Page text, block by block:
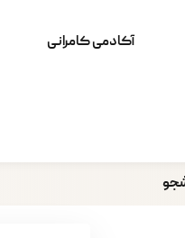
آکادمی کامرانی